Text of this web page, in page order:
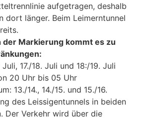
aufgetragen, deshalb
dort länger. Beim Leimerntunnel
der Markierung kommt es zu
Juli, 17./18. Juli und 18:/19. Juli
20 Uhr bis 05 Uhr
13./14., 14./15. und 15./16.
des Leissigentunnels in beiden
Der Verkehr wird über die